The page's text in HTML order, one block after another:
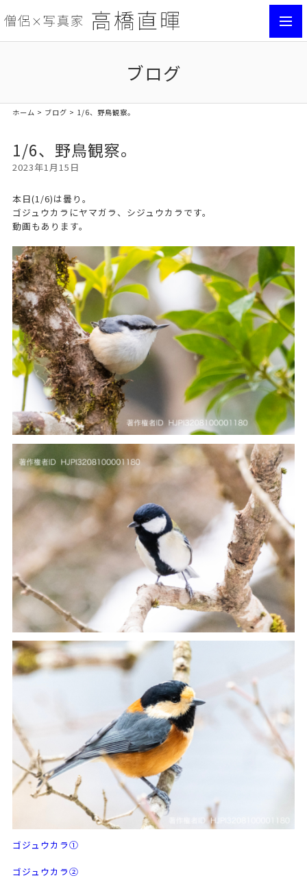
ブログ
ホーム > ブログ > 1/6、野鳥観察。
1/6、野鳥観察。
2023年1月15日
本日(1/6)は曇り。
ゴジュウカラにヤマガラ、シジュウカラです。
動画もあります。
ゴジュウカラ①
ゴジュウカラ②